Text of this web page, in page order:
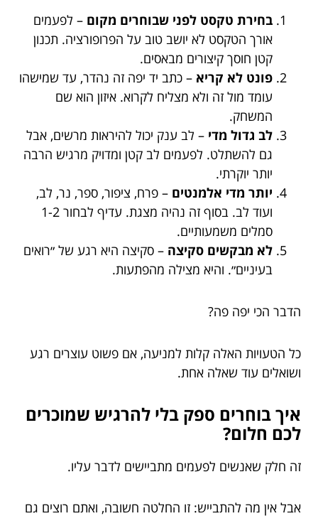
בחירת טקסט לפני שבוחרים מקום – לפעמים
אורך הטקסט לא יושב טוב על הפרופורציה. תכנון
קטן חוסך קיצורים מבאסים.
פונט לא קריא – כתב יד יפה זה נהדר, עד שמישהו
עומד מול זה ולא מצליח לקרוא. איזון הוא שם
המשחק.
לב גדול מדי – לב ענק יכול להיראות מרשים, אבל
גם להשתלט. לפעמים לב קטן ומדויק מרגיש הרבה
יותר יוקרתי.
יותר מדי אלמנטים – פרח, ציפור, ספר, נר, לב,
ועוד לב. בסוף זה נהיה מצגת. עדיף לבחור 1-2
סמלים משמעותיים.
לא מבקשים סקיצה – סקיצה היא רגע של ״רואים
בעיניים״. והיא מצילה מהפתעות.
הדבר הכי יפה פה?
כל הטעויות האלה קלות למניעה, אם פשוט עוצרים רגע
ושואלים עוד שאלה אחת.
איך בוחרים ספק בלי להרגיש שמוכרים
לכם חלום?
זה חלק שאנשים לפעמים מתביישים לדבר עליו.
אבל אין מה להתבייש: זו החלטה חשובה, ואתם רוצים גם